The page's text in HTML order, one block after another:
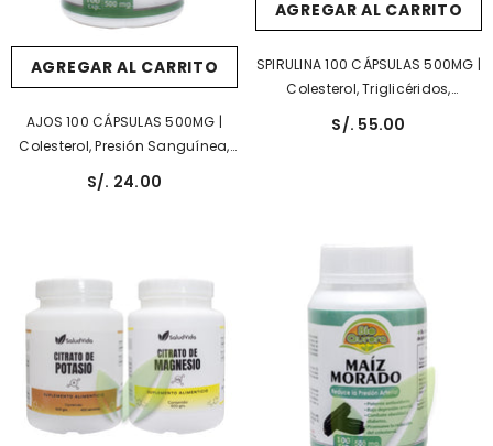
AGREGAR AL CARRITO
AJOS 100 CÁPSULAS 500MG |
Colesterol, Presión Sanguínea,
Antibiótico Natural.
S/. 24.00
AGREGAR AL CARRITO
SPIRULINA 100 CÁPSULAS 500MG |
Colesterol, Triglicéridos,
Antiinflamatorio, Diabetes.
S/. 55.00